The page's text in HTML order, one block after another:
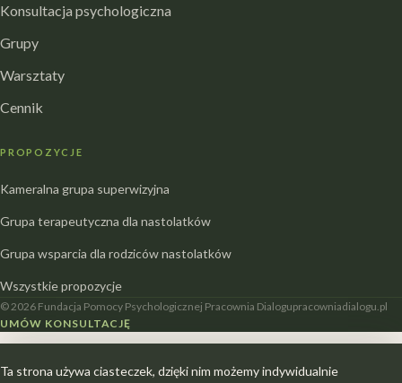
Konsultacja psychologiczna
Grupy
Warsztaty
Cennik
PROPOZYCJE
Kameralna grupa superwizyjna
Grupa terapeutyczna dla nastolatków
Grupa wsparcia dla rodziców nastolatków
Wszystkie propozycje
© 2026 Fundacja Pomocy Psychologicznej Pracownia Dialogupracowniadialogu.pl
UMÓW KONSULTACJĘ
Ta strona używa ciasteczek, dzięki nim możemy indywidualnie